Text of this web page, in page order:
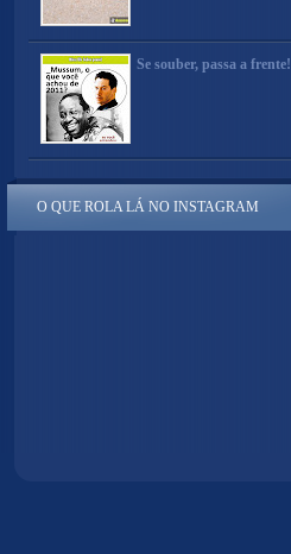
Se souber, passa a frente!
O QUE ROLA LÁ NO INSTAGRAM